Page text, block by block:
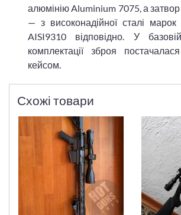
алюмінію Aluminium 7075, а
— з високонадійної сталі
AISI9310 відповідно. У
комплектації зброя
кейсом.
Схожі товари